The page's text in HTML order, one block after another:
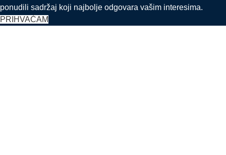
ponudili sadržaj koji najbolje odgovara vašim interesima.
PRIHVAĆAM